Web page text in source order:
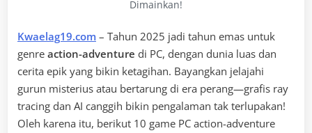
Dimainkan!
Kwaelag19.com – Tahun 2025 jadi tahun emas untuk
genre action-adventure di PC, dengan dunia luas dan
cerita epik yang bikin ketagihan. Bayangkan jelajahi
gurun misterius atau bertarung di era perang—grafis ray
tracing dan AI canggih bikin pengalaman tak terlupakan!
Oleh karena itu, berikut 10 game PC action-adventure